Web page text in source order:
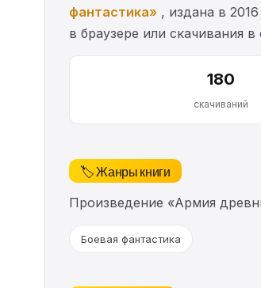
фантастика» , издана в
в браузере или скачивания
180
скачиваний
🏷️ Жанры книги
Произведение «Армия
Боевая фантастика